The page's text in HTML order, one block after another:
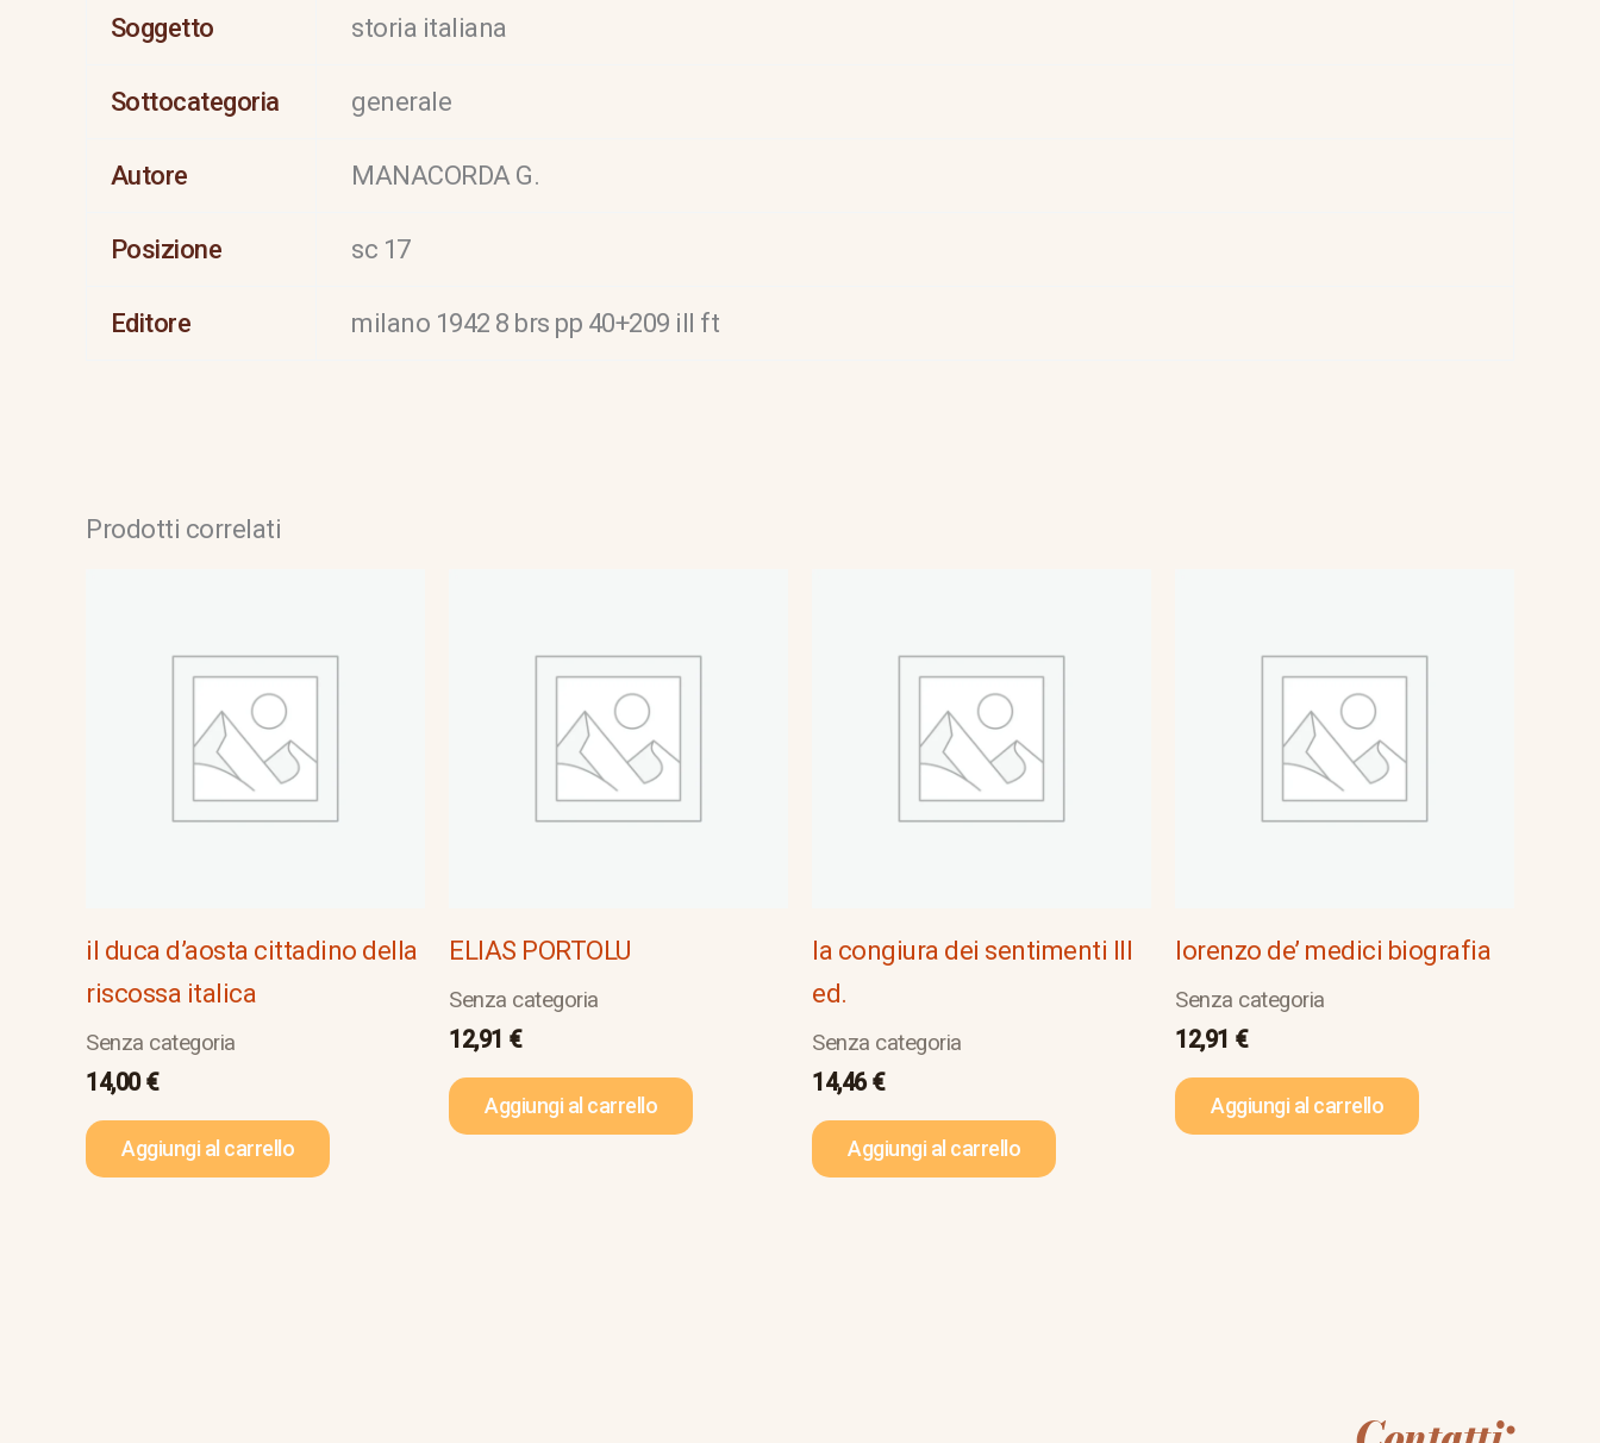
Soggetto storia italiana
Sottocategoria generale
Autore MANACORDA G.
Posizione sc 17
Editore milano 1942 8 brs pp 40+209 ill ft
Prodotti correlati
il duca d’aosta cittadino della
riscossa italica
Senza categoria
14,00€
Aggiungi al carrello
ELIAS PORTOLU
Senza categoria
12,91 €
Aggiungi al carrello
la congiura dei sentimenti III
ed.
Senza categoria
14,46€
Aggiungi al carrello
lorenzo de’ medici biografia
Senza categoria
12,91 €
Aggiungi al carrello